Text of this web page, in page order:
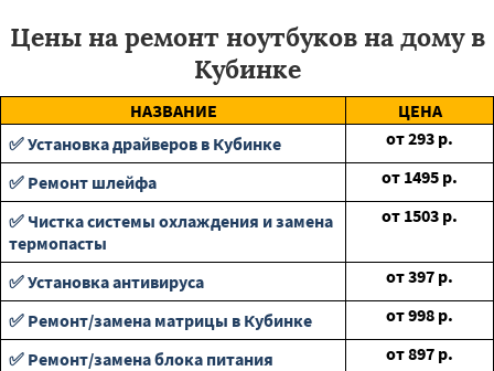
Цены на ремонт ноутбуков на дому в
Кубинке
НАЗВАНИЕ
ЦЕНА
✅ Установка драйверов в Кубинке
от293 р.
✅ Ремонт шлейфа
от 1495 р.
✅ Чистка системы охлаждения и замена
термопасты
от 1503 р.
✅ Установка антивируса от397 р.
✅ Ремонт/замена матрицы в Кубинке
от998 р.
✅ Ремонт/замена блока питания
от897 р.